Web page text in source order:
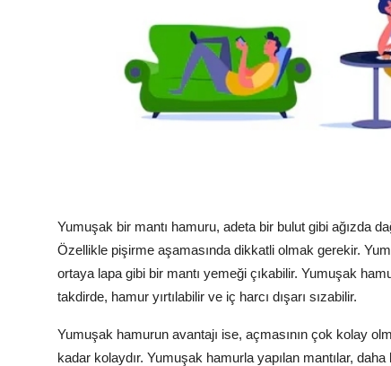
Yumuşak bir mantı hamuru, adeta bir bulut gibi ağızda
Özellikle pişirme aşamasında dikkatli olmak gerekir.
ortaya lapa gibi bir mantı yemeği çıkabilir. Yumuşak
takdirde, hamur yırtılabilir ve iç harcı dışarı sızabilir.
Yumuşak hamurun avantajı ise, açmasının çok kolay
kadar kolaydır. Yumuşak hamurla yapılan mantılar,